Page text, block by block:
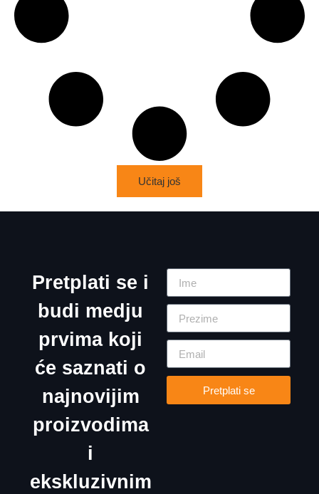
Učitaj još
Pretplati se i
budi medju
prvima koji
će saznati o
najnovijim
proizvodima
i
ekskluzivnim
Pretplati se